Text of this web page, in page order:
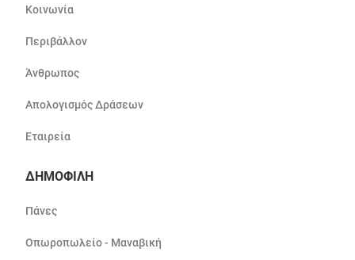
Κοινωνία
Περιβάλλον
Άνθρωπος
Απολογισμός Δράσεων
Εταιρεία
ΔΗΜΟΦΙΛΗ
Πάνες
Οπωροπωλείο - Μαναβική